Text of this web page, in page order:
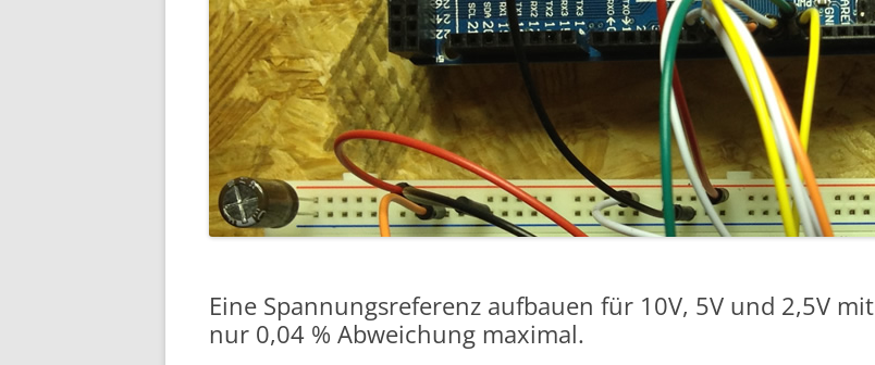
Eine Spannungsreferenz aufbauen für 10V, 5V und 2,5V mit
nur 0,04 % Abweichung maximal.